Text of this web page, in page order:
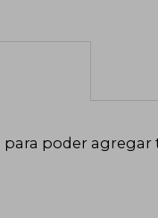
para poder